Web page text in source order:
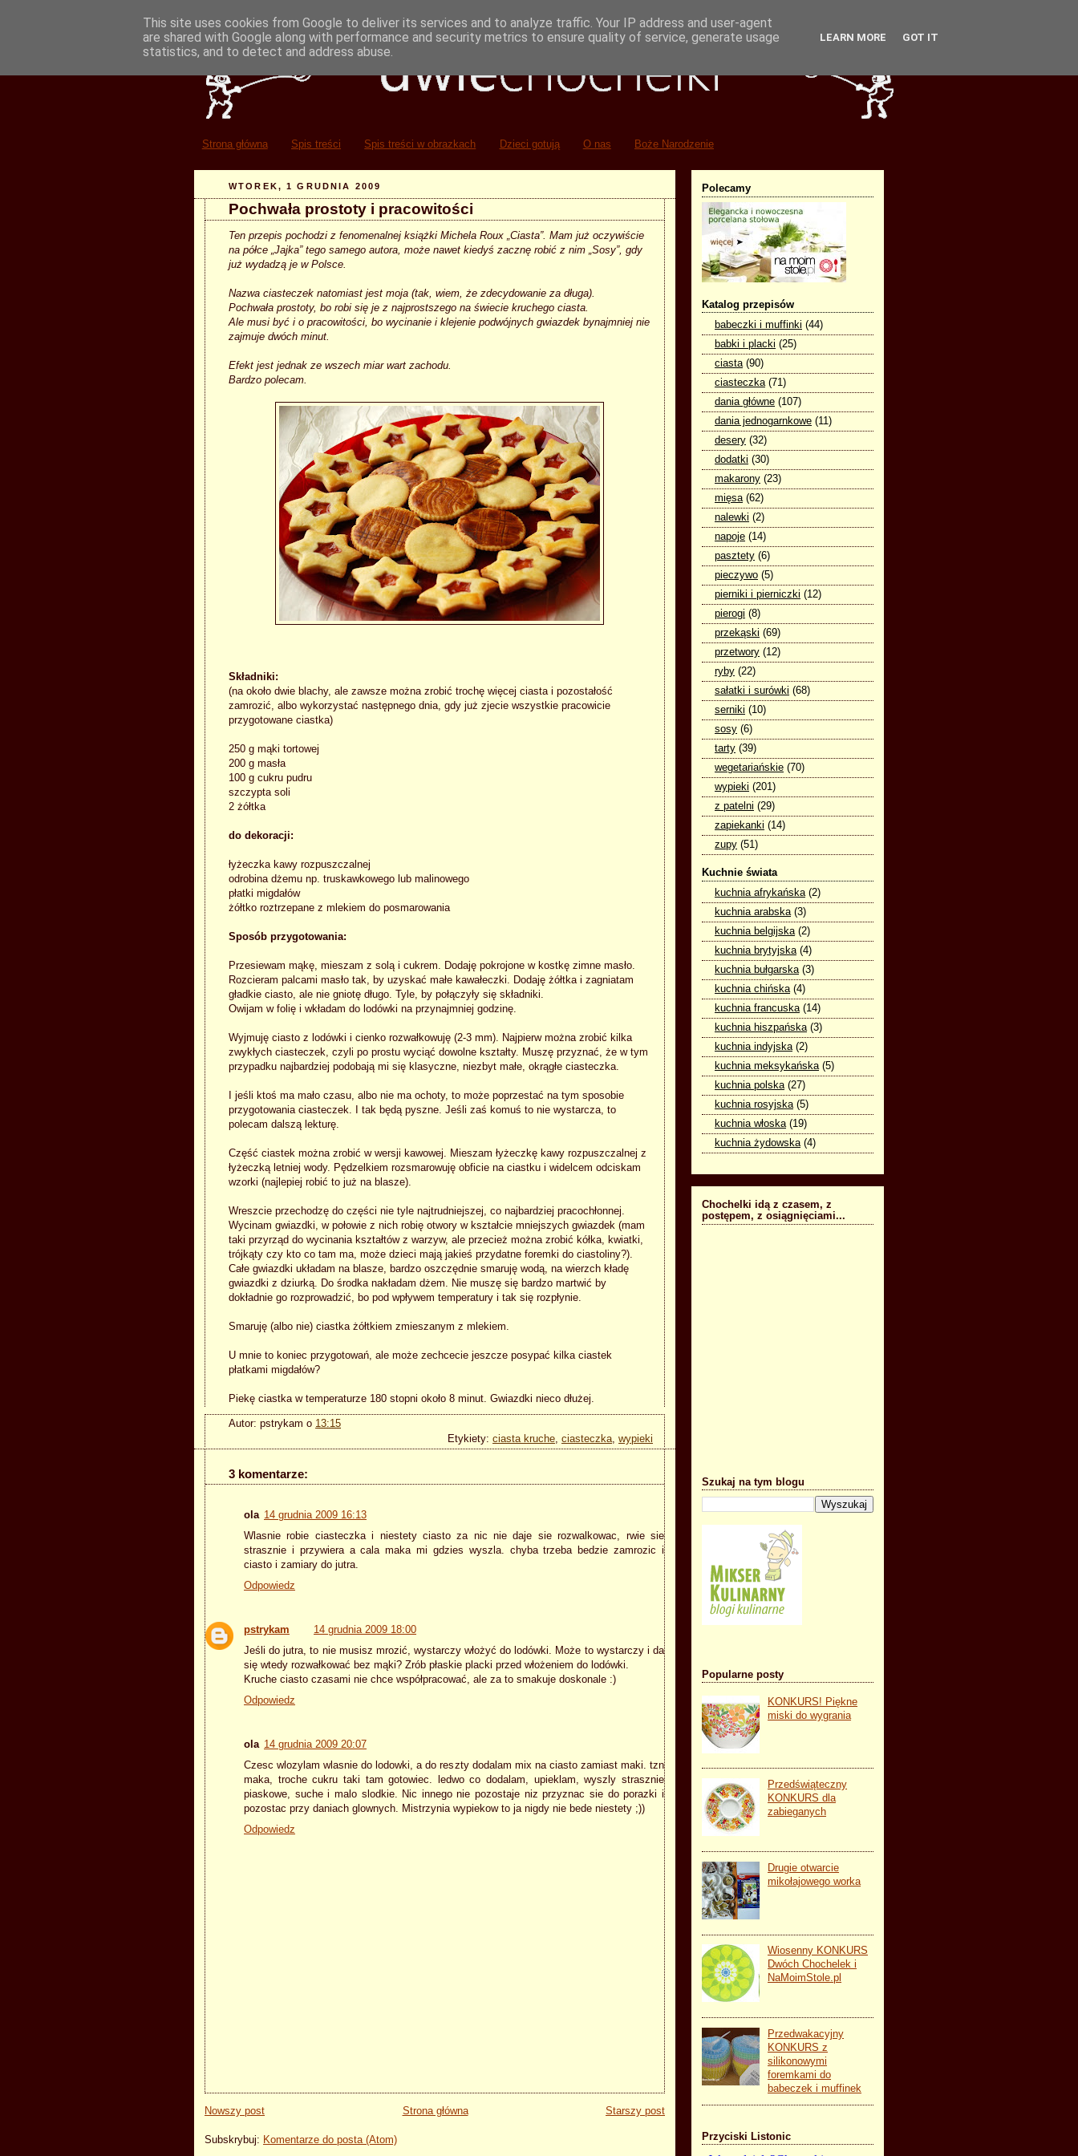
Strona główna Spis treści Spis treści w obrazkach Dzieci gotują O nas Boże Narodzenie
WTOREK, 1 GRUDNIA 2009
Pochwała prostoty i pracowitości
Ten przepis pochodzi z fenomenalnej książki Michela Roux „Ciasta”. Mam już oczywiście
na półce „Jajka” tego samego autora, może nawet kiedyś zacznę robić z nim „Sosy”, gdy
już wydadzą je w Polsce.
Nazwa ciasteczek natomiast jest moja (tak, wiem, że zdecydowanie za długa).
Pochwała prostoty, bo robi się je z najprostszego na świecie kruchego ciasta.
Ale musi być i o pracowitości, bo wycinanie i klejenie podwójnych gwiazdek bynajmniej nie
zajmuje dwóch minut.
Efekt jest jednak ze wszech miar wart zachodu.
Bardzo polecam.
Składniki:
(na około dwie blachy, ale zawsze można zrobić trochę więcej ciasta i pozostałość
zamrozić, albo wykorzystać następnego dnia, gdy już zjecie wszystkie pracowicie
przygotowane ciastka)
250 g mąki tortowej
200 g masła
100 g cukru pudru
szczypta soli
2 żółtka
do dekoracji:
łyżeczka kawy rozpuszczalnej
odrobina dżemu np. truskawkowego lub malinowego
płatki migdałów
żółtko roztrzepane z mlekiem do posmarowania
Sposób przygotowania:
Przesiewam mąkę, mieszam z solą i cukrem. Dodaję pokrojone w kostkę zimne masło.
Rozcieram palcami masło tak, by uzyskać małe kawałeczki. Dodaję żółtka i zagniatam
gładkie ciasto, ale nie gniotę długo. Tyle, by połączyły się składniki.
Owijam w folię i wkładam do lodówki na przynajmniej godzinę.
Wyjmuję ciasto z lodówki i cienko rozwałkowuję (2-3 mm). Najpierw można zrobić kilka
zwykłych ciasteczek, czyli po prostu wyciąć dowolne kształty. Muszę przyznać, że w tym
przypadku najbardziej podobają mi się klasyczne, niezbyt małe, okrągłe ciasteczka.
I jeśli ktoś ma mało czasu, albo nie ma ochoty, to może poprzestać na tym sposobie
przygotowania ciasteczek. I tak będą pyszne. Jeśli zaś komuś to nie wystarcza, to
polecam dalszą lekturę.
Część ciastek można zrobić w wersji kawowej. Mieszam łyżeczkę kawy rozpuszczalnej z
łyżeczką letniej wody. Pędzelkiem rozsmarowuję obficie na ciastku i widelcem odciskam
wzorki (najlepiej robić to już na blasze).
Wreszcie przechodzę do części nie tyle najtrudniejszej, co najbardziej pracochłonnej.
Wycinam gwiazdki, w połowie z nich robię otwory w kształcie mniejszych gwiazdek (mam
taki przyrząd do wycinania kształtów z warzyw, ale przecież można zrobić kółka, kwiatki,
trójkąty czy kto co tam ma, może dzieci mają jakieś przydatne foremki do ciastoliny?).
Całe gwiazdki układam na blasze, bardzo oszczędnie smaruję wodą, na wierzch kładę
gwiazdki z dziurką. Do środka nakładam dżem. Nie muszę się bardzo martwić by
dokładnie go rozprowadzić, bo pod wpływem temperatury i tak się rozpłynie.
Smaruję (albo nie) ciastka żółtkiem zmieszanym z mlekiem.
U mnie to koniec przygotowań, ale może zechcecie jeszcze posypać kilka ciastek
płatkami migdałów?
Piekę ciastka w temperaturze 180 stopni około 8 minut. Gwiazdki nieco dłużej.
Autor: pstrykam o 13:15
Etykiety: ciasta kruche, ciasteczka, wypieki
3 komentarze:
ola 14 grudnia 2009 16:13
Wlasnie robie ciasteczka i niestety ciasto za nic nie daje sie rozwalkowac, rwie sie
strasznie i przywiera a cala maka mi gdzies wyszla. chyba trzeba bedzie zamrozic i
ciasto i zamiary do jutra.
Odpowiedz
pstrykam
14 grudnia 2009 18:00
Jeśli do jutra, to nie musisz mrozić, wystarczy włożyć do lodówki. Może to wystarczy i da
się wtedy rozwałkować bez mąki? Zrób płaskie placki przed włożeniem do lodówki.
Kruche ciasto czasami nie chce współpracować, ale za to smakuje doskonale :)
Odpowiedz
ola 14 grudnia 2009 20:07
Czesc wlozylam wlasnie do lodowki, a do reszty dodalam mix na ciasto zamiast maki. tzn
maka, troche cukru taki tam gotowiec. ledwo co dodalam, upieklam, wyszly strasznie
piaskowe, suche i malo slodkie. Nic innego nie pozostaje niz przyznac sie do porazki i
pozostac przy daniach glownych. Mistrzynia wypiekow to ja nigdy nie bede niestety ;))
Odpowiedz
Nowszy post Starszy post
Strona główna
Subskrybuj: Komentarze do posta (Atom)
Polecamy
Katalog przepisów
babeczki i muffinki (44)
babki i placki (25)
ciasta (90)
ciasteczka (71)
dania główne (107)
dania jednogarnkowe (11)
desery (32)
dodatki (30)
makarony (23)
mięsa (62)
nalewki (2)
napoje (14)
pasztety (6)
pieczywo (5)
pierniki i pierniczki (12)
pierogi (8)
przekąski (69)
przetwory (12)
ryby (22)
sałatki i surówki (68)
serniki (10)
sosy (6)
tarty (39)
wegetariańskie (70)
wypieki (201)
z patelni (29)
zapiekanki (14)
zupy (51)
Kuchnie świata
kuchnia afrykańska (2)
kuchnia arabska (3)
kuchnia belgijska (2)
kuchnia brytyjska (4)
kuchnia bułgarska (3)
kuchnia chińska (4)
kuchnia francuska (14)
kuchnia hiszpańska (3)
kuchnia indyjska (2)
kuchnia meksykańska (5)
kuchnia polska (27)
kuchnia rosyjska (5)
kuchnia włoska (19)
kuchnia żydowska (4)
Chochelki idą z czasem, z
postępem, z osiągnięciami...
Szukaj na tym blogu
Popularne posty
KONKURS! Piękne
miski do wygrania
Przedświąteczny
KONKURS dla
zabieganych
Drugie otwarcie
mikołajowego worka
Wiosenny KONKURS
Dwóch Chochelek i
NaMoimStole.pl
Przedwakacyjny
KONKURS z
silikonowymi
foremkami do
babeczek i muffinek
Przyciski Listonic
This site uses cookies from Google to deliver its services and to analyze traffic. Your IP address and user-agent
are shared with Google along with performance and security metrics to ensure quality of service, generate usage
statistics, and to detect and address abuse.
LEARN MORE GOT IT